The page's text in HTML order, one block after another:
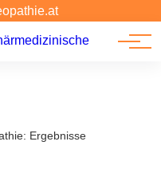
Ergebnisse